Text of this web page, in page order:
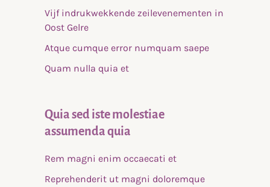
Vijf indrukwekkende zeilevenementen in
Oost Gelre
Atque cumque error numquam saepe
Quam nulla quia et
Quia sed iste molestiae
assumenda quia
Rem magni enim occaecati et
Reprehenderit ut magni doloremque